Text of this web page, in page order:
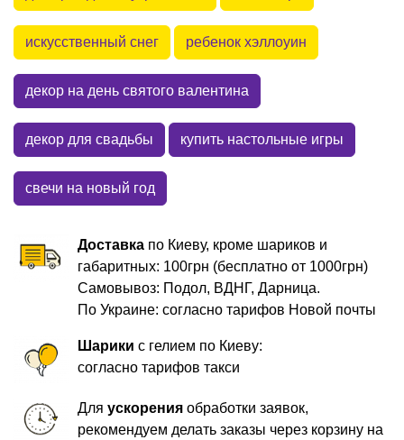
искусственный снег ребенок хэллоуин
декор на день святого валентина
декор для свадьбы купить настольные игры
свечи на новый год
Доставка по Киеву, кроме шариков и
габаритных: 100грн (бесплатно от 1000грн)
Самовывоз: Подол, ВДНГ, Дарница.
По Украине: согласно тарифов Новой почты
Шарики с гелием по Киеву:
согласно тарифов такси
Дляускорения обработки заявок,
рекомендуем делать заказы через корзину на